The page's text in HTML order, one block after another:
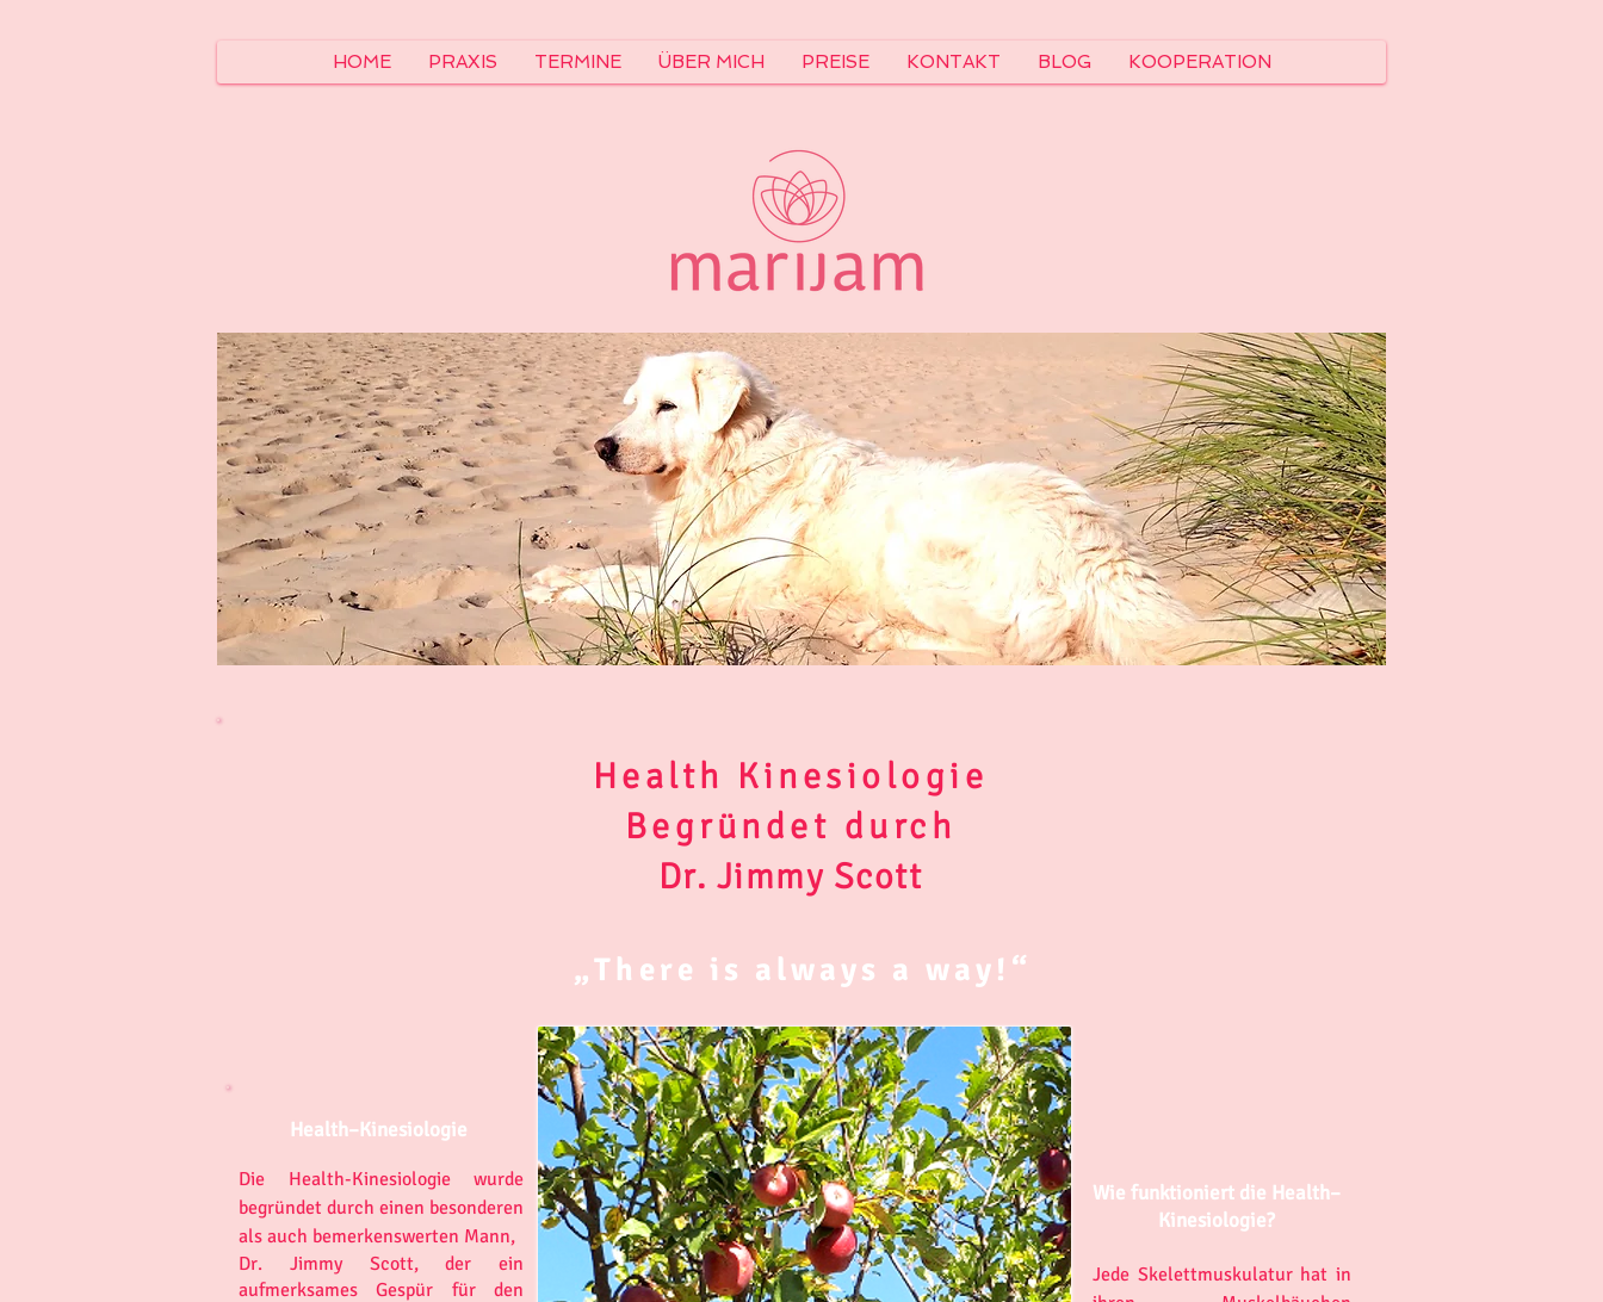
HOME PRAXIS TERMINE ÜBER MICH PREISE KONTAKT BLOG KOOPERATION
Health Kinesiologie
Begründet durch
Dr. Jimmy Scott
„There is always a way!“
Health–Kinesiologie
Die Health-Kinesiologie wurde
begründet durch einen besonderen
als auch bemerkenswerten Mann,
Dr. Jimmy Scott, der ein
aufmerksames Gespür für den
Wie funktioniert die Health–
Kinesiologie?
Jede Skelettmuskulatur hat in